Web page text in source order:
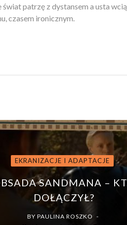
patrzę z dystansem a usta
czasem ironicznym.
EKRANIZACJE I ADAPTACJE
SANDMANA –
DOŁĄCZYŁ?
BYPAULINA ROSZKO